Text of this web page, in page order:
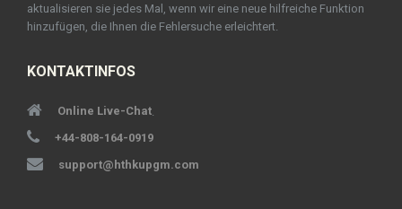
aktualisieren sie jedes Mal, wenn wir eine neue hilfreiche Funktion
hinzufügen, die Ihnen die Fehlersuche erleichtert.
KONTAKTINFOS
Online Live-Chat
+44-808-164-0919
support@hthkupgm.com